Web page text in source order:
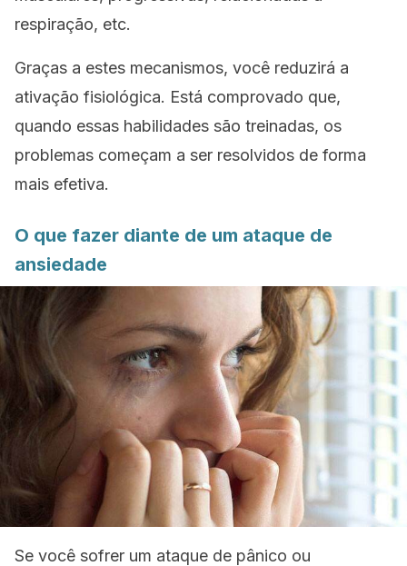
respiração, etc.
Graças a estes mecanismos, você reduzirá a
ativação fisiológica. Está comprovado que,
quando essas habilidades são treinadas, os
problemas começam a ser resolvidos de forma
mais efetiva.
O que fazer diante de um ataque de
ansiedade
Se você sofrer um ataque de pânico ou